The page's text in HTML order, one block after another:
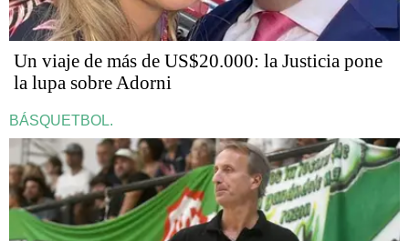
Un viaje de más de US$20.000: la Justicia pone
la lupa sobre Adorni
BÁSQUETBOL.